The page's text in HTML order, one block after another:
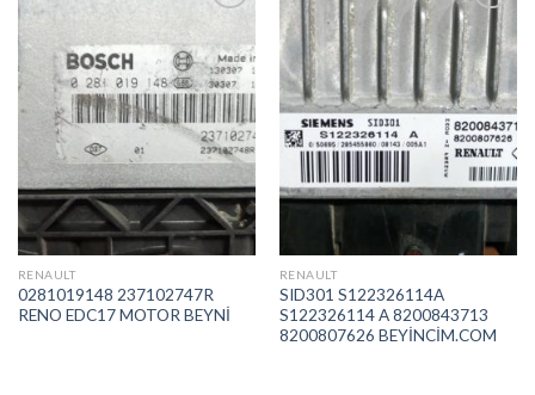
İstek
Listeme
Ekle
RENAULT
0281019148 237102747R
RENO EDC17 MOTOR BEYNİ
İstek
Listeme
Ekle
RENAULT
SID301 S122326114A
S122326114 A 8200843713
8200807626 BEYİNCİM.COM